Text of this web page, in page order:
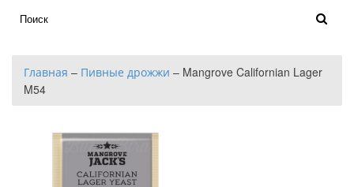
Главная – Пивные дрожжи – Mangrove Californian Lager
M54